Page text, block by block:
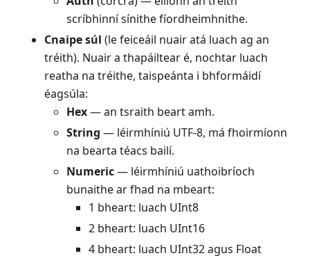
scríbhinní sínithe fíordheimhnithe.
Cnaipe súl (le feiceáil nuair atá luach ag an
tréith). Nuair a thapáiltear é, nochtar luach
reatha na tréithe, taispeánta i bhformáidí
éagsúla:
Hex— an tsraith beart amh.
String — léirmhíniú UTF-8, má fhoirmíonn
na bearta téacs bailí.
Numeric— léirmhíniú uathoibríoch
bunaithe ar fhad na mbeart:
1 bheart: luach UInt8
2 bheart: luach UInt16
4 bheart: luach UInt32 agus Float